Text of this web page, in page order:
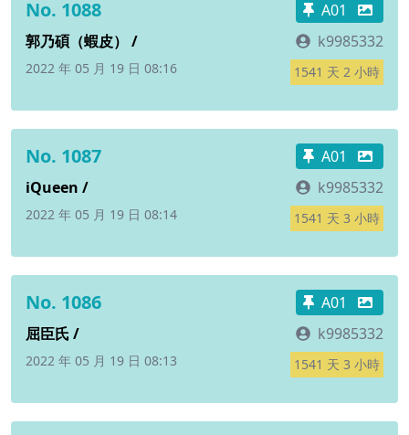
No. 1088
A01
郭乃碩（蝦皮） /
k9985332
2022 年 05 月 19 日 08:16 1541 天 2 小時
No. 1087
A01
iQueen /
k9985332
2022 年 05 月 19 日 08:14 1541 天 3 小時
No. 1086
A01
屈臣氏 /
k9985332
2022 年 05 月 19 日 08:13 1541 天 3 小時